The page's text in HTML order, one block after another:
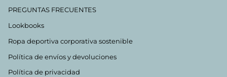
PREGUNTAS FRECUENTES
Lookbooks
Ropa deportiva corporativa sostenible
Política de envíos y devoluciones
Política de privacidad